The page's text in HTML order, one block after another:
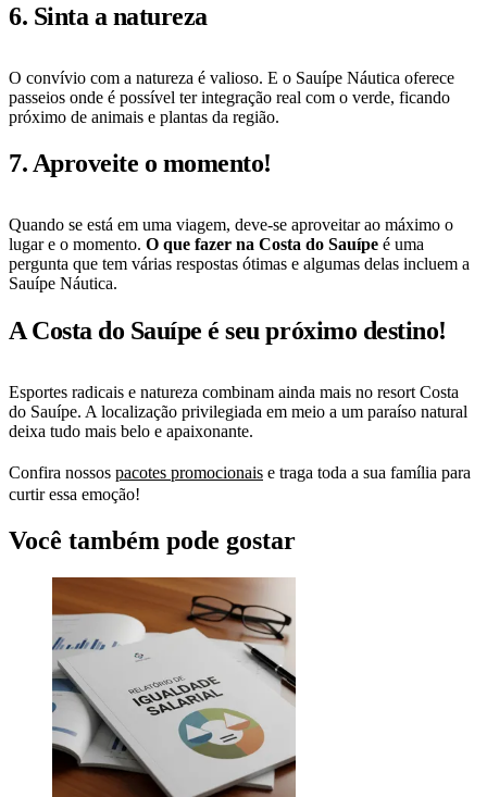
6. Sinta a natureza
O convívio com a natureza é valioso. E o Sauípe Náutica oferece
passeios onde é possível ter integração real com o verde, ficando
próximo de animais e plantas da região.
7. Aproveite o momento!
Quando se está em uma viagem, deve-se aproveitar ao máximo o
lugar e o momento. O que fazer na Costa do Sauípe é uma
pergunta que tem várias respostas ótimas e algumas delas incluem a
Sauípe Náutica.
A Costa do Sauípe é seu próximo destino!
Esportes radicais e natureza combinam ainda mais no resort Costa
do Sauípe. A localização privilegiada em meio a um paraíso natural
deixa tudo mais belo e apaixonante.
Confira nossos pacotes promocionais e traga toda a sua família para
curtir essa emoção!
Você também pode gostar